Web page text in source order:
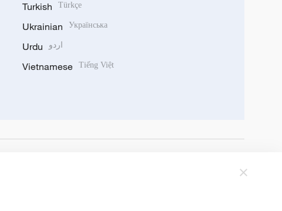
Turkish Türkçe
Ukrainian Українська
Urdu اردو
Vietnamese Tiếng Việt